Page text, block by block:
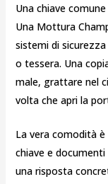
Una chiave
Una Mottura
sistemi di
o tessera. Una
male, grattare nel
volta che apri la
La vera comodità
chiave e
una risposta